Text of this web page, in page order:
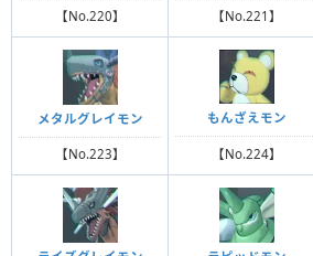
【No.220】 【No.221】
メタルグレイモン
【No.223】
もんざえモン
【No.224】